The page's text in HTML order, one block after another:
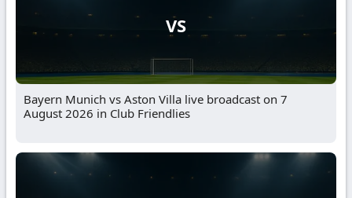
VS
Bayern Munich vs Aston Villa live broadcast on 7
August 2026 in Club Friendlies